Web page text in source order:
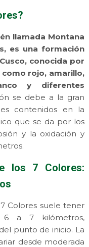
llamada Montana
es una formación
conocida por
rojo, amarillo,
y diferentes
se debe a la gran
contenidos en la
que se da por los
y la oxidación y
los 7 Colores:
Colores suele tener
6 a 7 kilómetros,
punto de inicio. La
desde moderada